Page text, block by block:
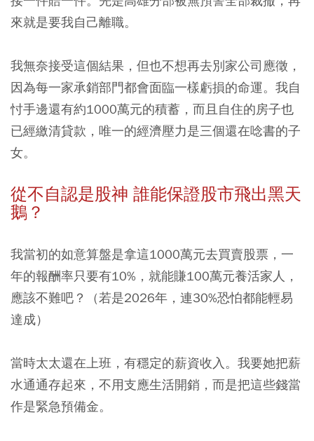
來就是要我自己離職。
我無奈接受這個結果，但也不想再去別家公司應徵，
因為每一家承銷部門都會面臨一樣虧損的命運。我自
忖手邊還有約1000萬元的積蓄，而且自住的房子也
已經繳清貸款，唯一的經濟壓力是三個還在唸書的子
女。
從不自認是股神 誰能保證股市飛出黑天
鵝？
我當初的如意算盤是拿這1000萬元去買賣股票，一
年的報酬率只要有10%，就能賺100萬元養活家人，
應該不難吧？（若是2026年，連30%恐怕都能輕易
達成）
當時太太還在上班，有穩定的薪資收入。我要她把薪
水通通存起來，不用支應生活開銷，而是把這些錢當
作是緊急預備金。